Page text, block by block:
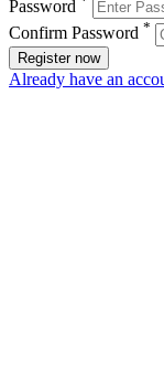
Password
Confirm Password *
Register now
Already have an